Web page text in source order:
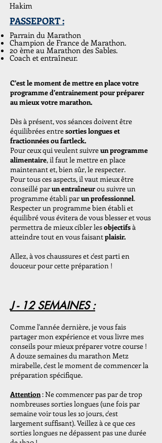
Hakim
PASSEPORT :
Parrain du Marathon
Champion de France de Marathon.
20 ème au Marathon des Sables.
Coach et entraîneur.
C’est le moment de mettre en place votre
programme d’entrainement pour préparer
au mieux votre marathon.
Dès à présent, vos séances doivent être
équilibrées entresorties longues et
fractionnées ou fartleck.
Pour ceux qui veulent suivreun programme
alimentaire, il faut le mettre en place
maintenant et, bien sûr, le respecter.
Pour tous ces aspects, il vaut mieux être
conseillé parunentraîneurou suivre un
programme établi parun professionnel.
Respecter un programme bien établi et
équilibré vous évitera de vous blesser et vous
permettra de mieux cibler lesobjectifsà
atteindre tout en vous faisantplaisir.
Allez, à vos chaussures et c'est parti en
douceur pour cette préparation !
J - 12 SEMAINES :
Comme l'année dernière, je vous fais
partager mon expérience et vous livre mes
conseils pour mieux préparer votre course !
A douze semaines du marathon Metz
mirabelle, c'est le moment de commencer la
préparation spécifique.
Attention: Ne commencer pas par de trop
nombreuses sorties longue​s​ (une fois par
semaine voir tous les 10 jours, c'est
largement suffisant). Veillez à ce que ces
sorties longues ne dépassent pas une durée